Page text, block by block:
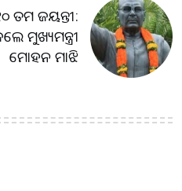
ତମ ଜୟନ୍ତୀ:
ମୁଖ୍ୟମନ୍ତ୍ରୀ
ମୋହନ ମାଝି